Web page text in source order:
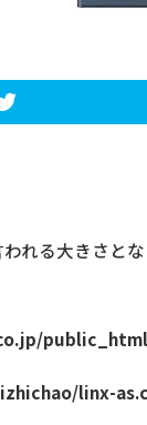
れる大きさと
linx-